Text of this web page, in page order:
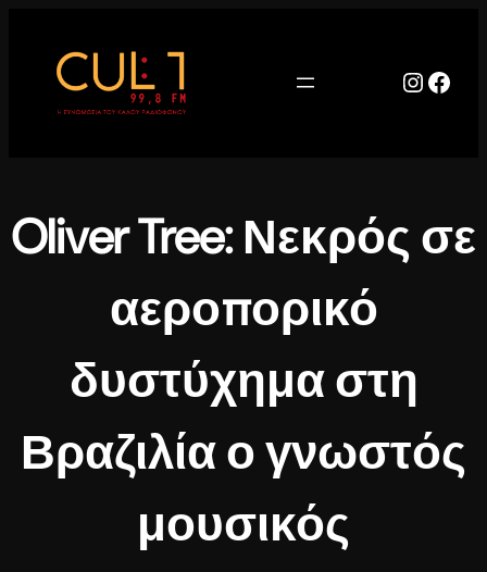
περιεχόμενο
Oliver Tree: Νεκρός σε
αεροπορικό
δυστύχημα στη
Βραζιλία ο γνωστός
μουσικός